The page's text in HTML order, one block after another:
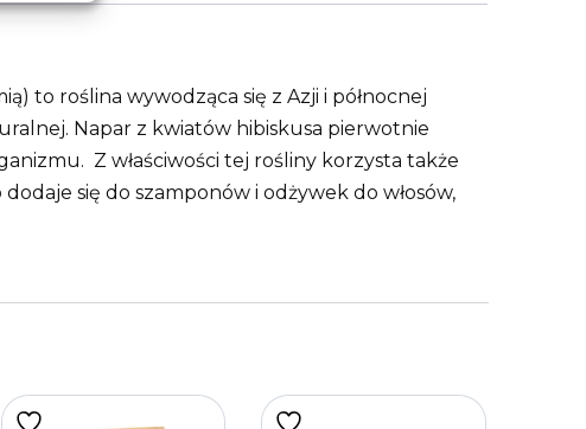
to roślina wywodząca się z Azji i północnej
Napar z kwiatów hibiskusa pierwotnie
Z właściwości tej rośliny korzysta także
się do szamponów i odżywek do włosów,